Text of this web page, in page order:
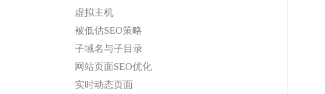
虚拟主机
被低估SEO策略
子域名与子目录
网站页面SEO优化
实时动态页面